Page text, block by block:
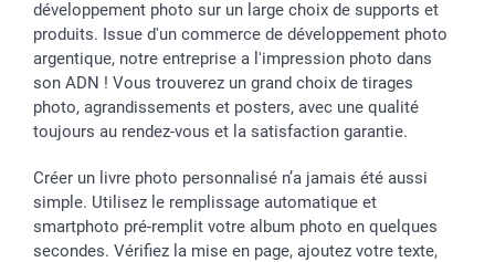
développement photo sur un large choix de supports et
produits. Issue d'un commerce de développement photo
argentique, notre entreprise a l'impression photo dans
son ADN ! Vous trouverez un grand choix de tirages
photo, agrandissements et posters, avec une qualité
toujours au rendez-vous et la satisfaction garantie.
Créer un livre photo personnalisé n’a jamais été aussi
simple. Utilisez le remplissage automatique et
smartphoto pré-remplit votre album photo en quelques
secondes. Vérifiez la mise en page, ajoutez votre texte,